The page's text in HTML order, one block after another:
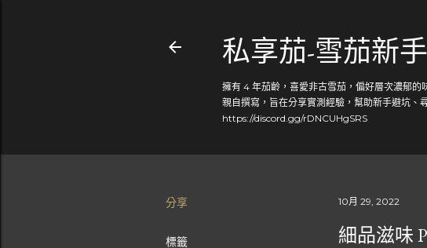
私享茄-雪茄新
擁有 4 年茄齡，喜愛非古雪茄，偏好層次濃郁
親自撰寫，旨在分享實測經驗，幫助新手避坑
https://discord.gg/rDNCUHgSRS
分享
標籤
10月 29, 2022
細品滋味